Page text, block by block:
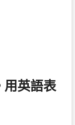
用英語表